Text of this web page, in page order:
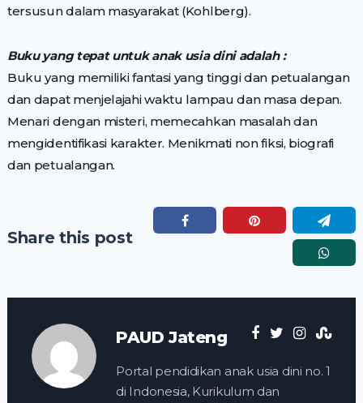
tersusun dalam masyarakat (Kohlberg).
Buku yang tepat untuk anak usia dini adalah :
Buku yang memiliki fantasi yang tinggi dan petualangan
dan dapat menjelajahi waktu lampau dan masa depan.
Menari dengan misteri, memecahkan masalah dan
mengidentifikasi karakter. Menikmati non fiksi, biografi
dan petualangan.
Share this post
PAUD Jateng
Portal pendidikan anak usia dini no. 1
di Indonesia, Kurikulum dan